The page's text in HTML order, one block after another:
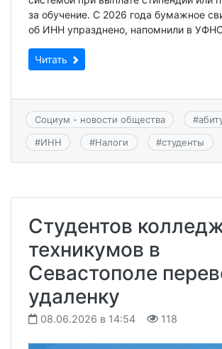
за обучение. С 2026 года бумажное
об ИНН упразднено, напомнили в
Читать
Социум - новости общества #
#ИНН #Налоги #студенты
Студентов
техникумов в
Севастополе
удаленку
08.06.2026 в 14:54 118